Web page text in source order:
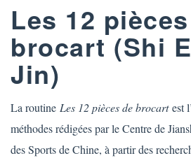
Les 12
brocart (Shi
Jin)
La routine Les 12 pièces de brocartest
méthodes rédigées par le Centre de
des Sports de Chine, à partir des